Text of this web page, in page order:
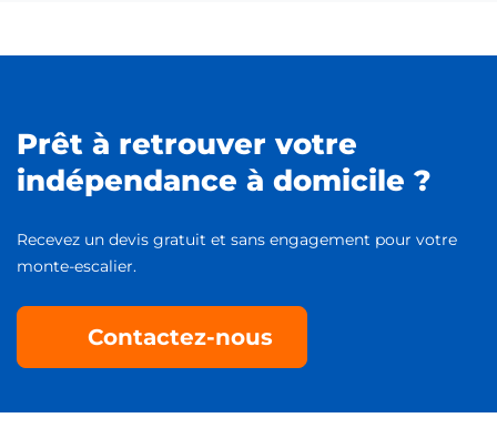
Prêt à retrouver votre
indépendance à domicile ?
Recevez un devis gratuit et sans engagement pour votre
monte-escalier.
Contactez-nous